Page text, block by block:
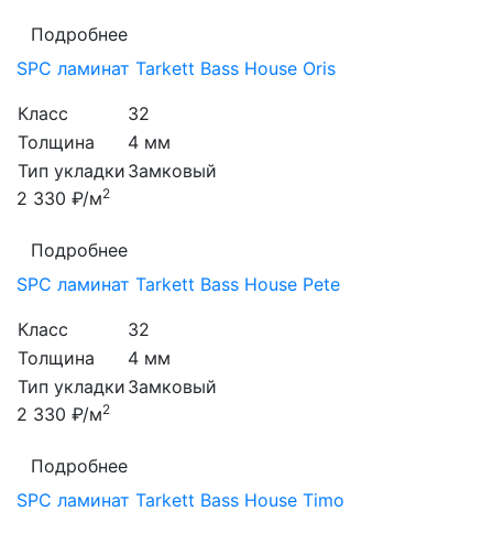
Подробнее
SPC ламинат Tarkett Bass House Oris
Класс
32
Толщина
4 мм
Тип укладки Замковый
2 330 ₽/м2
Подробнее
SPC ламинат Tarkett Bass House Pete
Класс
32
Толщина
4 мм
Тип укладки Замковый
2 330 ₽/м2
Подробнее
SPC ламинат Tarkett Bass House Timo